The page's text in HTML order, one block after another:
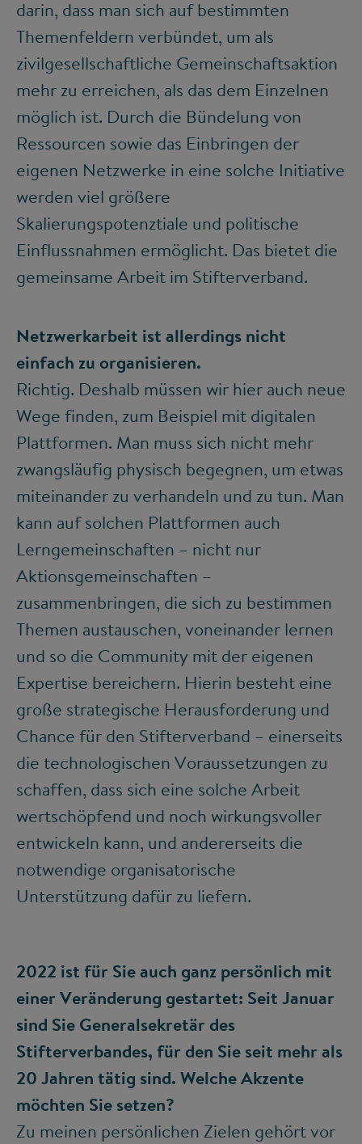
darin, dass man sich auf bestimmten
Themenfeldern verbündet, um als
zivilgesellschaftliche Gemeinschaftsaktion
mehr zu erreichen, als das dem Einzelnen
möglich ist. Durch die Bündelung von
Ressourcen sowie das Einbringen der
eigenen Netzwerke in eine solche Initiative
werden viel größere
Skalierungspotenztiale und politische
Einflussnahmen ermöglicht. Das bietet die
gemeinsame Arbeit im Stifterverband.
Netzwerkarbeit ist allerdings nicht
einfach zu organisieren.
Richtig. Deshalb müssen wir hier auch neue
Wege finden, zum Beispiel mit digitalen
Plattformen. Man muss sich nicht mehr
zwangsläufig physisch begegnen, um etwas
miteinander zu verhandeln und zu tun. Man
kann auf solchen Plattformen auch
Lerngemeinschaften – nicht nur
Aktionsgemeinschaften –
zusammenbringen, die sich zu bestimmen
Themen austauschen, voneinander lernen
und so die Community mit der eigenen
Expertise bereichern. Hierin besteht eine
große strategische Herausforderung und
Chance für den Stifterverband – einerseits
die technologischen Voraussetzungen zu
schaffen, dass sich eine solche Arbeit
wertschöpfend und noch wirkungsvoller
entwickeln kann, und andererseits die
notwendige organisatorische
Unterstützung dafür zu liefern.
2022 ist für Sie auch ganz persönlich mit
einer Veränderung gestartet: Seit Januar
sind Sie Generalsekretär des
Stifterverbandes, für den Sie seit mehr als
20 Jahren tätig sind. Welche Akzente
möchten Sie setzen?
Zu meinen persönlichen Zielen gehört vor